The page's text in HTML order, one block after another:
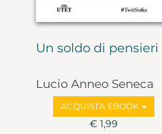
Un soldo di pensieri
Lucio Anneo Seneca
ACQUISTA EBOOK
€ 1,99